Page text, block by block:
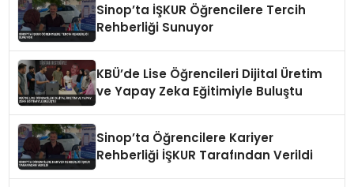
Sinop’ta İŞKUR Öğrencilere Tercih
Rehberliği Sunuyor
KBÜ’de Lise Öğrencileri Dijital Üretim
ve Yapay Zeka Eğitimiyle Buluştu
Sinop’ta Öğrencilere Kariyer
Rehberliği İŞKUR Tarafından Verildi